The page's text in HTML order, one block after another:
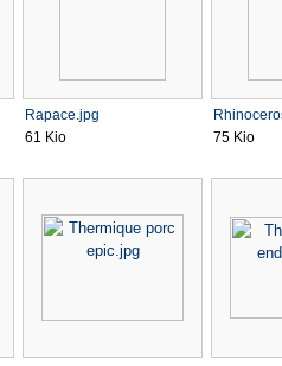
Rapace.jpg
61 Kio
75 Kio